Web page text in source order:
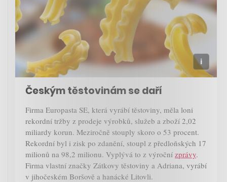
Českým těstovinám se daří
Firma Europasta SE, která vyrábí těstoviny, měla loni
rekordní tržby z prodeje výrobků, služeb a zboží 2,02
miliardy korun. Meziročně stouply skoro o 53 procent.
Rekordní byl i zisk po zdanění, stoupl z předloňských 17
milionů na 98,2 milionu. Vyplývá to z výroční zprávy.
Firma vlastní značky Zátkovy těstoviny a Adriana, vyrábí
v jihočeském Boršově a hanácké Litovli.